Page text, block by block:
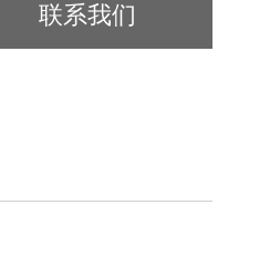
联系我们